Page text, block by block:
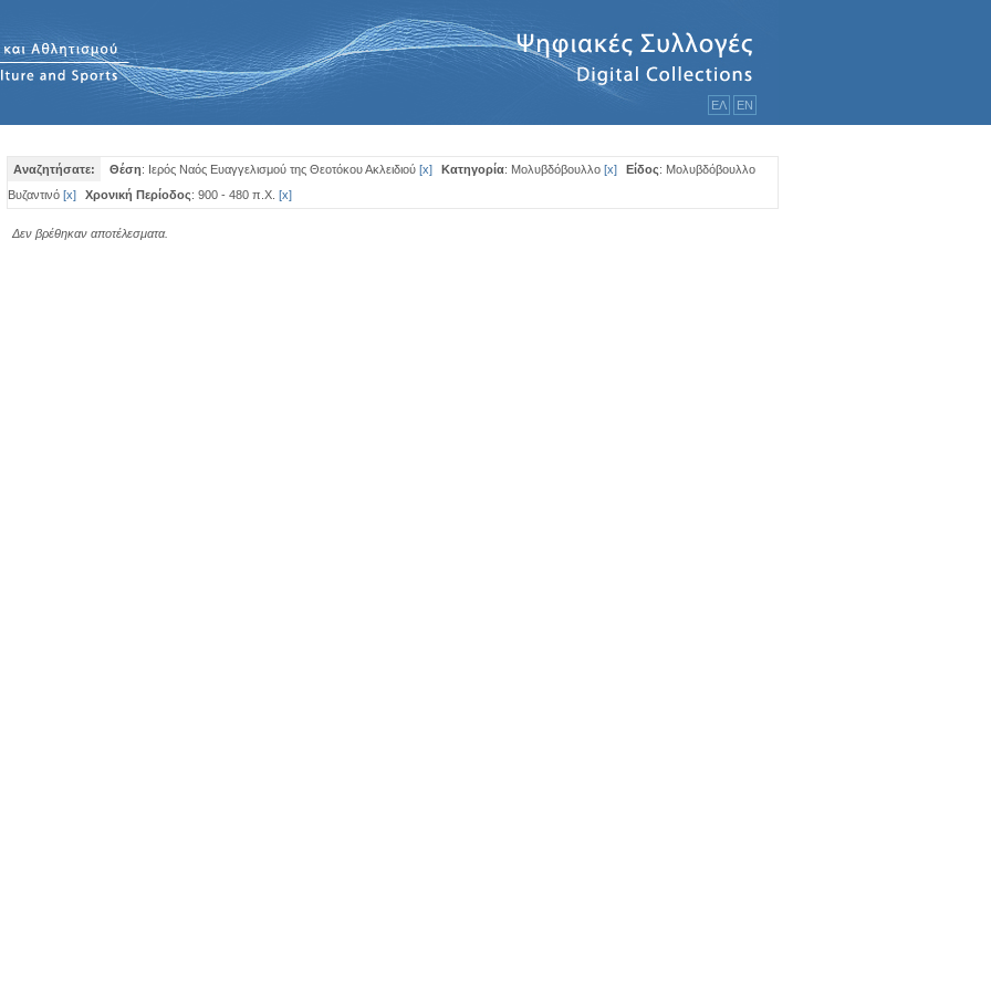
ΕΛ ΕΝ
Αναζητήσατε: Θέση: Ιερός Ναός Ευαγγελισμού της Θεοτόκου Ακλειδιού [x] Κατηγορία: Μολυβδόβουλλο [x] Είδος: Μολυβδόβουλλο
Βυζαντινό [x] Χρονική Περίοδος: 900 - 480 π.Χ. [x]
Δεν βρέθηκαν αποτέλεσματα.